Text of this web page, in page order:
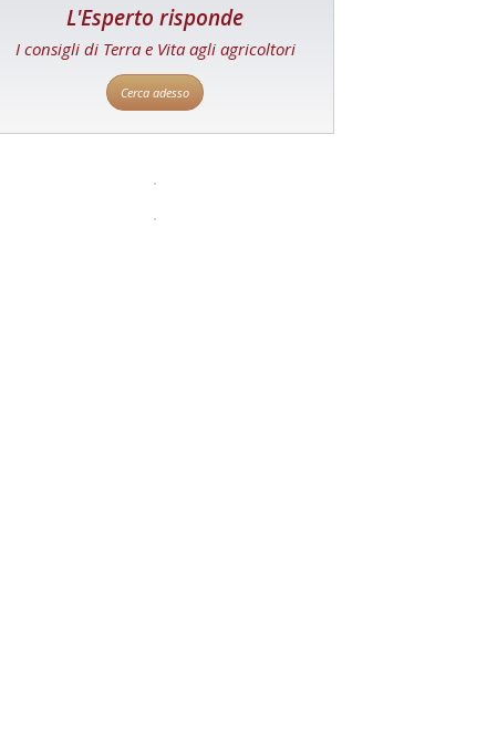
L'Esperto risponde
I consigli di Terra e Vita agli agricoltori
Cerca adesso